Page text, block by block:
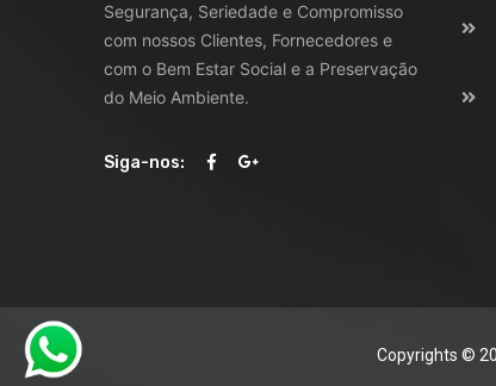
Segurança, Seriedade e Compromisso
com nossos Clientes, Fornecedores e
com o Bem Estar Social e a Preservação
do Meio Ambiente.
Siga-nos:
Copyrights ©